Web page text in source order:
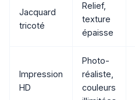
Jacquard
tricoté
Relief,
texture
épaisse
Impression
HD
Photo-
réaliste,
couleurs